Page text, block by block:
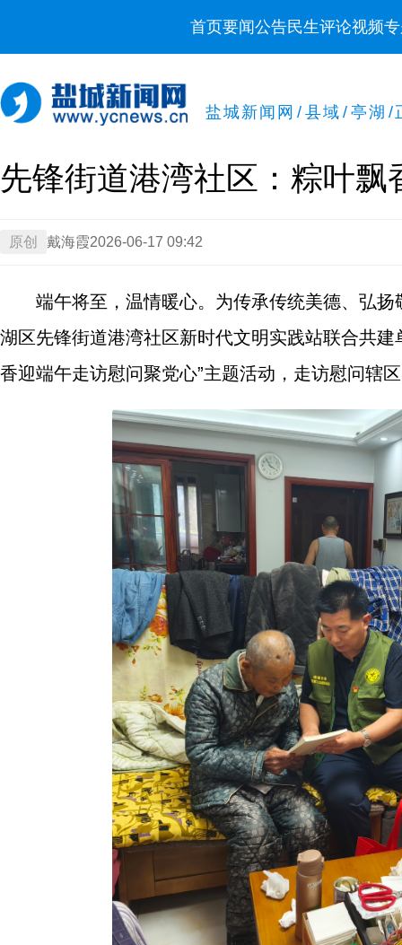
首页要闻公告民生评论视频
盐城新闻网 / 县域 / 亭湖 /
先锋街道港湾社区：粽叶
原创 戴海霞2026-06-17 09:42
端午将至，温情暖心。为传承传统美德、弘
湖区先锋街道港湾社区新时代文明实践站联合共
香迎端午走访慰问聚党心”主题活动，走访慰问辖